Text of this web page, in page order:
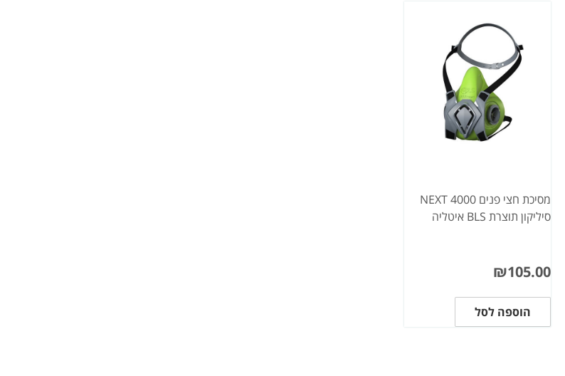
מסיכת חצי פנים 4000 NEXT
סיליקון תוצרת BLS איטליה
₪105.00
הוספה לסל